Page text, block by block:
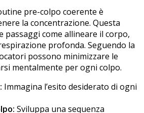
pre-colpo coerente è
la concentrazione. Questa
passaggi come allineare il corpo,
profonda. Seguendo la
possono minimizzare le
mentalmente per ogni colpo.
Immagina l’esito desiderato di ogni
Sviluppa una sequenza